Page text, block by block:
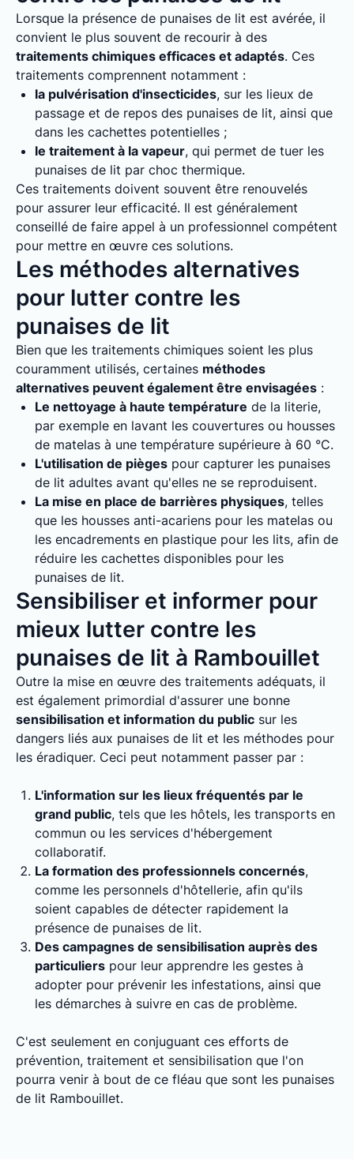
Lorsque la présence de punaises de lit est avérée, il
convient le plus souvent de recourir à des
traitements chimiques efficaces et adaptés. Ces
traitements comprennent notamment :
la pulvérisation d'insecticides, sur les lieux de
passage et de repos des punaises de lit, ainsi que
dans les cachettes potentielles ;
le traitement à la vapeur, qui permet de tuer les
punaises de lit par choc thermique.
Ces traitements doivent souvent être renouvelés
pour assurer leur efficacité. Il est généralement
conseillé de faire appel à un professionnel compétent
pour mettre en œuvre ces solutions.
Les méthodes alternatives
pour lutter contre les
punaises de lit
Bien que les traitements chimiques soient les plus
couramment utilisés, certaines méthodes
alternatives peuvent également être envisagées :
Le nettoyage à haute température de la literie,
par exemple en lavant les couvertures ou housses
de matelas à une température supérieure à 60 °C.
L'utilisation de pièges pour capturer les punaises
de lit adultes avant qu'elles ne se reproduisent.
La mise en place de barrières physiques, telles
que les housses anti-acariens pour les matelas ou
les encadrements en plastique pour les lits, afin de
réduire les cachettes disponibles pour les
punaises de lit.
Sensibiliser et informer pour
mieux lutter contre les
punaises de lit à Rambouillet
Outre la mise en œuvre des traitements adéquats, il
est également primordial d'assurer une bonne
sensibilisation et information du public sur les
dangers liés aux punaises de lit et les méthodes pour
les éradiquer. Ceci peut notamment passer par :
L'information sur les lieux fréquentés par le
grand public, tels que les hôtels, les transports en
commun ou les services d'hébergement
collaboratif.
La formation des professionnels concernés,
comme les personnels d'hôtellerie, afin qu'ils
soient capables de détecter rapidement la
présence de punaises de lit.
Des campagnes de sensibilisation auprès des
particuliers pour leur apprendre les gestes à
adopter pour prévenir les infestations, ainsi que
les démarches à suivre en cas de problème.
C'est seulement en conjuguant ces efforts de
prévention, traitement et sensibilisation que l'on
pourra venir à bout de ce fléau que sont les punaises
de lit Rambouillet.